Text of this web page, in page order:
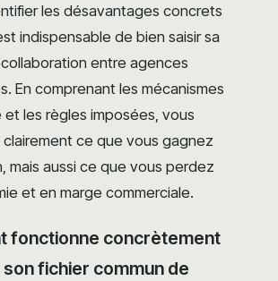
les désavantages concrets
indispensable de bien saisir sa
entre agences
En comprenant les mécanismes
les règles imposées, vous
ce que vous gagnez
mais aussi ce que vous perdez
et en marge commerciale.
fonctionne concrètement
son fichier commun de